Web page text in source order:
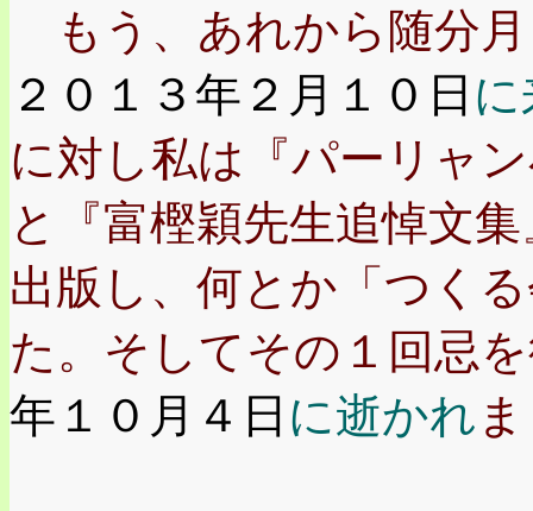
もう、あれから随分
２０１３年２月１０日
に対し私は『パーリャ
と『富樫穎先生追悼文
出版し、何とか「つく
た。そしてその１回忌
年１０月４日 に逝かれ